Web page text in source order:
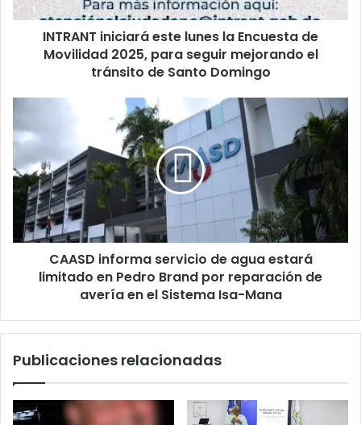
INTRANT iniciará este lunes la Encuesta de
Movilidad 2025, para seguir mejorando el
tránsito de Santo Domingo
CAASD informa servicio de agua estará
limitado en Pedro Brand por reparación de
avería en el Sistema Isa-Mana
Publicaciones relacionadas